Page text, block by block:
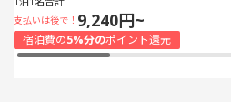
支払いは後で！ 9,240円~
宿泊費の5%分のポイント還元